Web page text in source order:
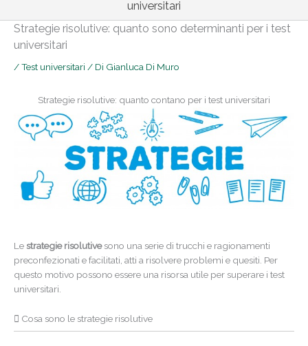
universitari
Strategie risolutive: quanto sono determinanti per i test
universitari
/Test universitari / Di Gianluca Di Muro
Strategie risolutive: quanto contano per i test universitari
Lestrategie risolutivesono una serie di trucchi e ragionamenti
preconfezionati e facilitati, atti a risolvere problemi e quesiti. Per
questo motivo possono essere una risorsa utile per superare i test
universitari.
Cosa sono le strategie risolutive